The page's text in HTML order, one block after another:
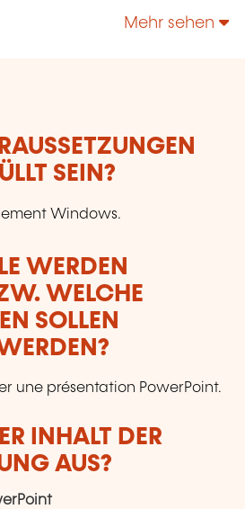
Mehr sehen
SEIN?
Windows.
WERDEN
WELCHE
SOLLEN
une présentation PowerPoint.
INHALT DER
AUS?